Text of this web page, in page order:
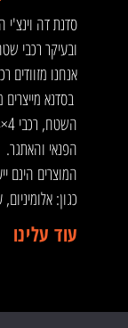
סדנת דה וינצ'י
ובעיקר רכבי
אנחנו מזוודים
בסדנא מייצרים
הפנאי והאתגר.
המוצרים הינם
כגון:
עוד עלינו